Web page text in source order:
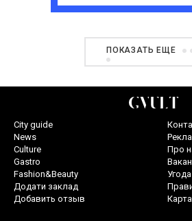
ПОКАЗАТЬ ЕЩЕ
City guide
News
Culture
Gastro
Fashion&Beauty
Додати заклад
Добавить отзыв
Про
Угода